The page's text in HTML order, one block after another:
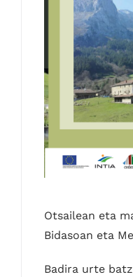
Otsailean eta
Bidasoan eta
Badira urte